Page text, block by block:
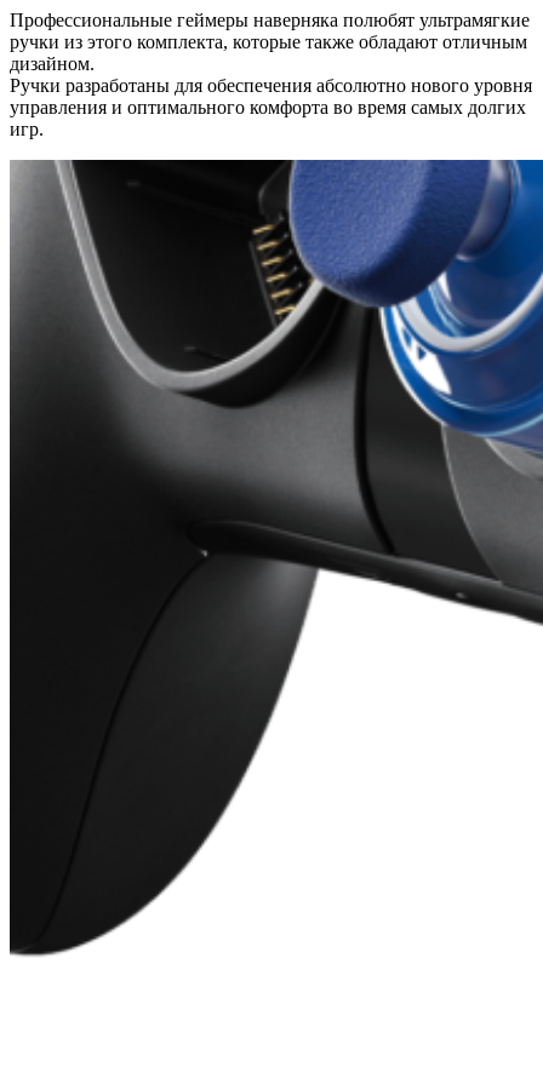
Профессиональные геймеры наверняка полюбят ультрамягкие
ручки из этого комплекта, которые также обладают отличным
дизайном.
Ручки разработаны для обеспечения абсолютно нового уровня
управления и оптимального комфорта во время самых долгих
игр.